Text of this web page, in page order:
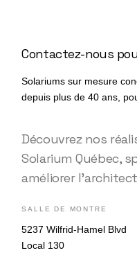
Contactez-nous
Solariums sur mesure
depuis plus de 40 ans,
Découvrez nos
Solarium Québec,
améliorer
SALLE DE MONTRE
5237 Wilfrid-Hamel Blvd
Local 130